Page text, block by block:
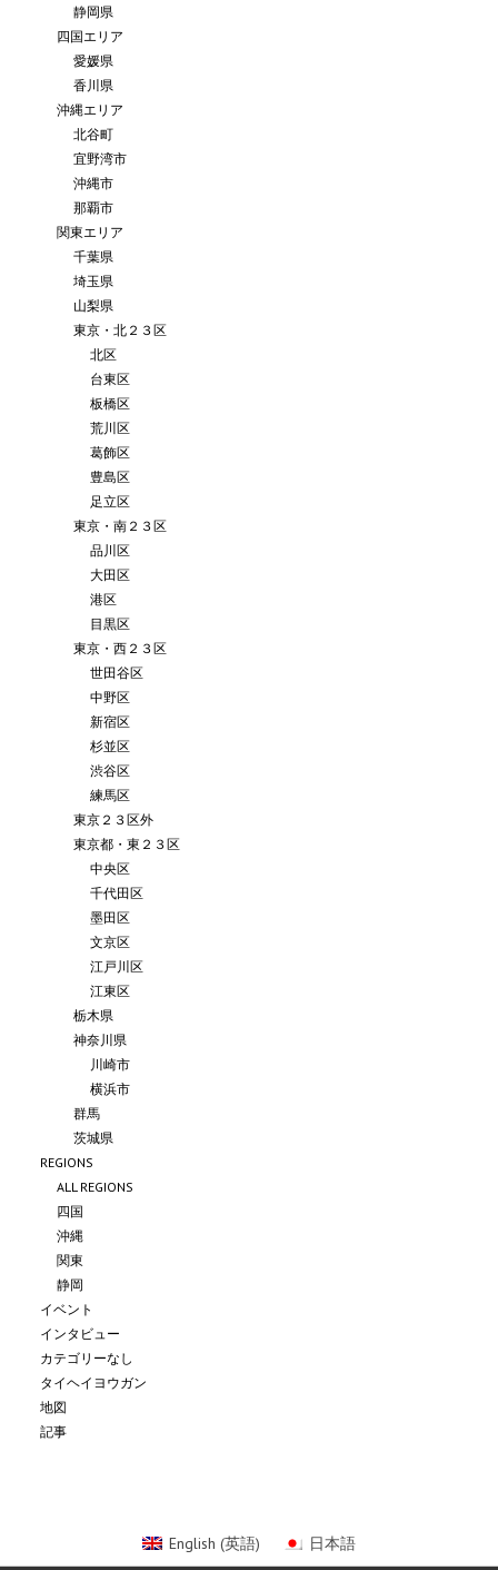
静岡県
四国エリア
愛媛県
香川県
沖縄エリア
北谷町
宜野湾市
沖縄市
那覇市
関東エリア
千葉県
埼玉県
山梨県
東京・北２３区
北区
台東区
板橋区
荒川区
葛飾区
豊島区
足立区
東京・南２３区
品川区
大田区
港区
目黒区
東京・西２３区
世田谷区
中野区
新宿区
杉並区
渋谷区
練馬区
東京２３区外
東京都・東２３区
中央区
千代田区
墨田区
文京区
江戸川区
江東区
栃木県
神奈川県
川崎市
横浜市
群馬
茨城県
REGIONS
ALL REGIONS
四国
沖縄
関東
静岡
イベント
インタビュー
カテゴリーなし
タイヘイヨウガン
地図
記事
English (英語) 日本語